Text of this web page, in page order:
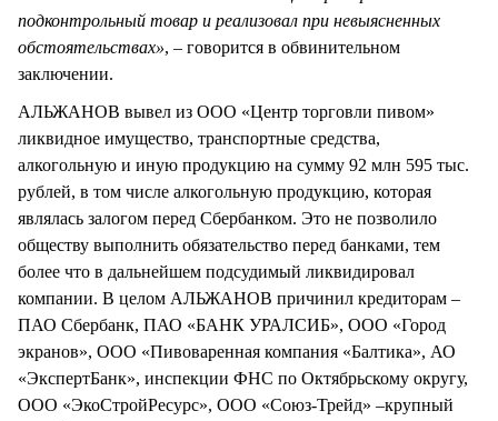
подконтрольный товар и реализовал при невыясненных
обстоятельствах», – говорится в обвинительном
заключении.
АЛЬЖАНОВ вывел из ООО «Центр торговли пивом»
ликвидное имущество, транспортные средства,
алкогольную и иную продукцию на сумму 92 млн 595 тыс.
рублей, в том числе алкогольную продукцию, которая
являлась залогом перед Сбербанком. Это не позволило
обществу выполнить обязательство перед банками, тем
более что в дальнейшем подсудимый ликвидировал
компании. В целом АЛЬЖАНОВ причинил кредиторам –
ПАО Сбербанк, ПАО «БАНК УРАЛСИБ», ООО «Город
экранов», ООО «Пивоваренная компания «Балтика», АО
«ЭкспертБанк», инспекции ФНС по Октябрьскому округу,
ООО «ЭкоСтройРесурс», ООО «Союз-Трейд» –крупный